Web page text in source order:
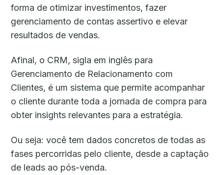
forma de otimizar investimentos, fazer
gerenciamento de contas assertivo e elevar
resultados de vendas.
Afinal, o CRM, sigla em inglês para
Gerenciamento de Relacionamento com
Clientes, é um sistema que permite acompanhar
o cliente durante toda a jornada de compra para
obter insights relevantes para a estratégia.
Ou seja: você tem dados concretos de todas as
fases percorridas pelo cliente, desde a captação
de leads ao pós-venda.